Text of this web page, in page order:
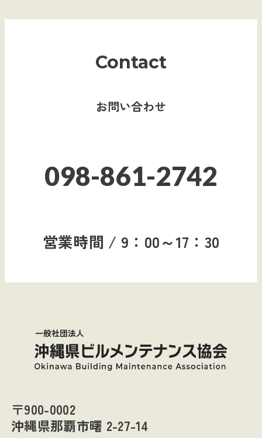
Contact
お問い合わせ
098-861-2742
営業時間 / 9：00～17：30
〒900-0002
沖縄県那覇市曙 2-27-14